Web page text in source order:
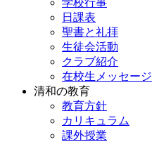
日課表
聖書と礼拝
生徒会活動
クラブ紹介
在校生メッセージ
清和の教育
教育方針
カリキュラム
課外授業